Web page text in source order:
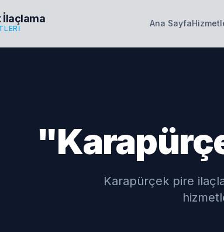
İlaçlama Ana Sayfa
Karapürçek pire